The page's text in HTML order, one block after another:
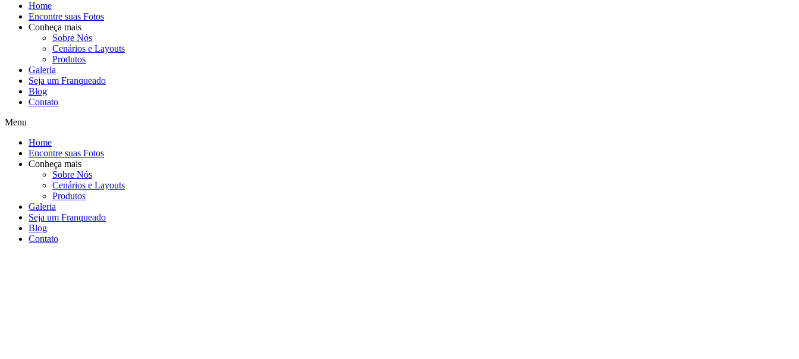
Home
Encontre suas Fotos
Conheça mais
Sobre Nós
Cenários e Layouts
Produtos
Galeria
Seja um Franqueado
Blog
Contato
Menu
Home
Encontre suas Fotos
Conheça mais
Sobre Nós
Cenários e Layouts
Produtos
Galeria
Seja um Franqueado
Blog
Contato